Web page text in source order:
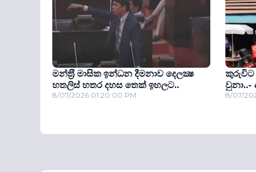
මන්ත‍්‍රී මාසික ඉන්ධන දීමනාව දෙලක්‍ෂ
හතලිස් හතර දහස තෙක් ඉහලට..
8/07/2026 01:20:00 PM
කුරුවිට
8/07/